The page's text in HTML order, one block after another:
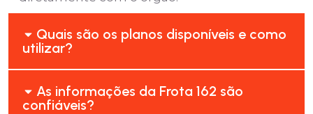
Quais são os planos disponíveis e como
utilizar?
As informações da Frota 162 são
confiáveis?